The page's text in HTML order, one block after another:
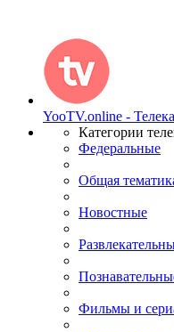
YooTV.online -
Категории
Федеральные
Общая
Новостные
Фильмы и